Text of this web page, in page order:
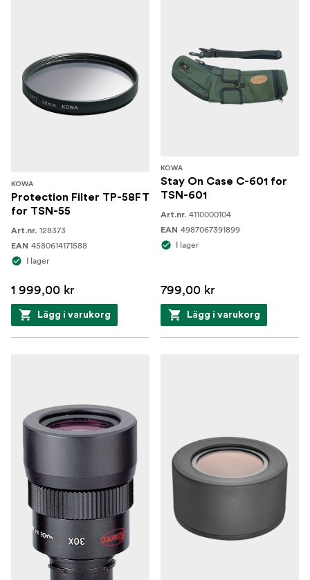
KOWA
Protection Filter TP-58FT
for TSN-55
Art.nr. 128373
EAN 4580614171588
I lager
1 999,00 kr
Lägg i varukorg
KOWA
Stay On Case C-601 for
TSN-601
Art.nr. 4110000104
EAN 4987067391899
I lager
799,00 kr
Lägg i varukorg